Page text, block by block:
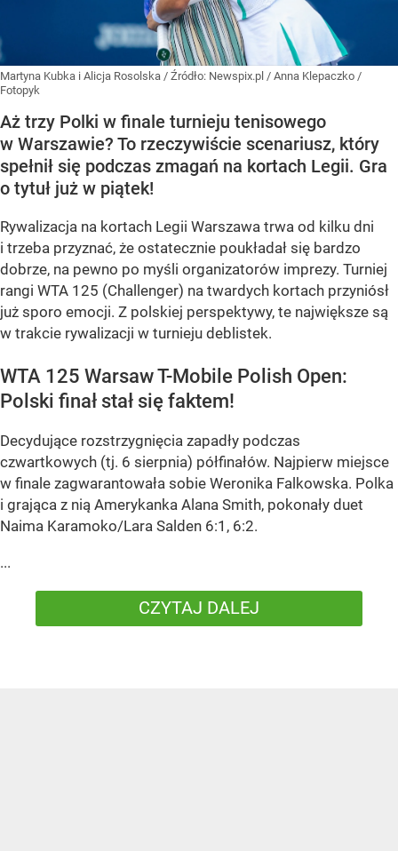
Martyna Kubka i Alicja Rosolska / Źródło: Newspix.pl / Anna Klepaczko /
Fotopyk
Aż trzy Polki w finale turnieju tenisowego
w Warszawie? To rzeczywiście scenariusz, który
spełnił się podczas zmagań na kortach Legii. Gra
o tytuł już w piątek!
Rywalizacja na kortach Legii Warszawa trwa od kilku dni
i trzeba przyznać, że ostatecznie poukładał się bardzo
dobrze, na pewno po myśli organizatorów imprezy. Turniej
rangi WTA 125 (Challenger) na twardych kortach przyniósł
już sporo emocji. Z polskiej perspektywy, te największe są
w trakcie rywalizacji w turnieju deblistek.
WTA 125 Warsaw T-Mobile Polish Open:
Polski finał stał się faktem!
Decydujące rozstrzygnięcia zapadły podczas
czwartkowych (tj. 6 sierpnia) półfinałów. Najpierw miejsce
w finale zagwarantowała sobie Weronika Falkowska. Polka
i grająca z nią Amerykanka Alana Smith, pokonały duet
Naima Karamoko/Lara Salden 6:1, 6:2.
...
CZYTAJ DALEJ